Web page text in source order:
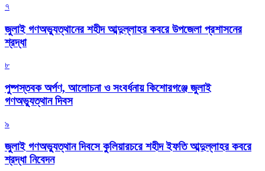
৭
জুলাই গণঅভ্যুত্থানের শহীদ আব্দুল্লাহর কবরে উপজেলা প্রশাসনের
শ্রদ্ধা
৮
পুষ্পস্তবক অর্পণ, আলোচনা ও সংবর্ধনায় কিশোরগঞ্জে জুলাই
গণঅভ্যুত্থান দিবস
৯
জুলাই গণঅভ্যুত্থান দিবসে কুলিয়ারচরে শহীদ ইফতি আব্দুল্লাহর কবরে
শ্রদ্ধা নিবেদন